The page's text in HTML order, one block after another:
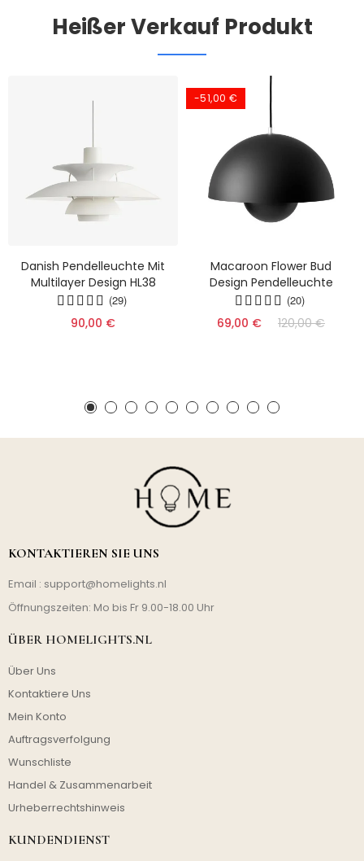
Heißer Verkauf Produkt
Danish Pendelleuchte Mit
Multilayer Design HL38
(29)
90,00 €
-51,00 €
Macaroon Flower Bud
Design Pendelleuchte
(20)
69,00 € 120,00 €
KONTAKTIEREN SIE UNS
Email : support@homelights.nl
Öffnungszeiten: Mo bis Fr 9.00-18.00 Uhr
ÜBER HOMELIGHTS.NL
Über Uns
Kontaktiere Uns
Mein Konto
Auftragsverfolgung
Wunschliste
Handel & Zusammenarbeit
Urheberrechtshinweis
KUNDENDIENST